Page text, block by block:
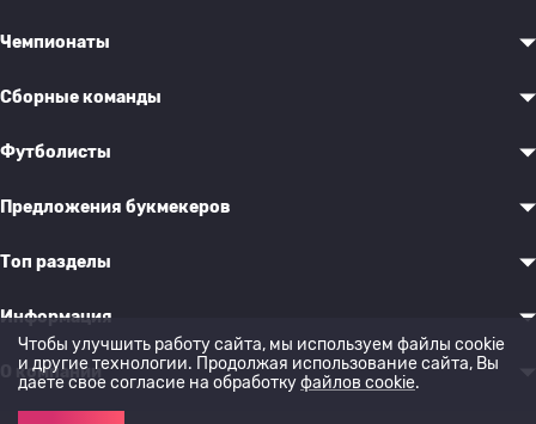
Чемпионаты
Сборные команды
Футболисты
Предложения букмекеров
Топ разделы
Информация
О компании
Чтобы улучшить работу сайта, мы используем файлы cookie
и другие технологии. Продолжая использование сайта, Вы
даете свое согласие на обработкуфайлов cookie.